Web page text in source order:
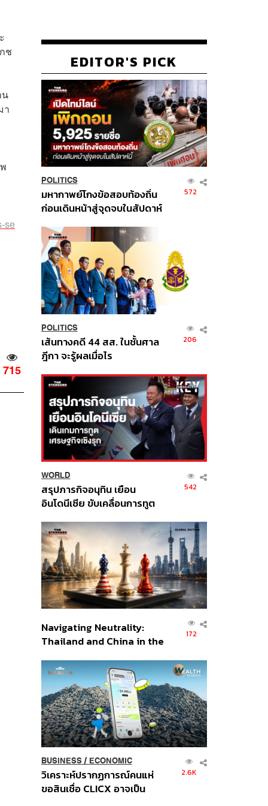
ช
น
า
se
715
EDITOR'S PICK
POLITICS
มหากาพย์โกงข้อสอบท้องถิ่น
ก่อนเดินหน้าสู่จุดจบในสัปดาห์
572
POLITICS
เส้นทางคดี 44 สส. ในชั้นศาล
ฎีกา จะรู้ผลเมื่อไร
206
WORLD
สรุปภารกิจอนุทิน เยือน
อินโดนีเซีย ขับเคลื่อนการทูต
ส่วนยุทธศาสตร์ไทย –
อินโดนีเซีย
542
Navigating Neutrality:
Thailand and China in the
Order
172
BUSINESS/ ECONOMIC
วิเคราะห์ปรากฏการณ์คนแห่
ขอสินเชื่อ CLICX อาจเป็น
2.6K